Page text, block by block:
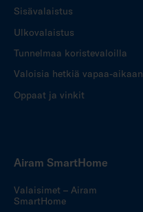
Sisävalaistus
Ulkovalaistus
Tunnelmaa koristevaloilla
Valoisia hetkiä vapaa-aikaan
Oppaat ja vinkit
Airam SmartHome
Valaisimet – Airam
SmartHome